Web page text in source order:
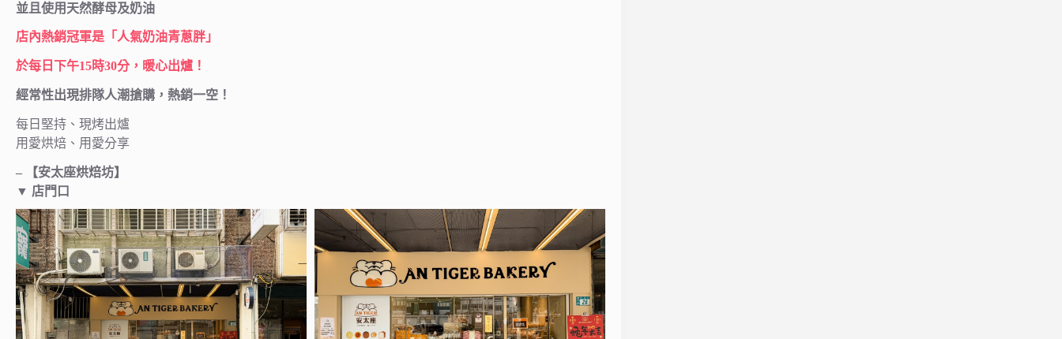
並且使用天然酵母及奶油
店內熱銷冠軍是「人氣奶油青蔥胖」
於每日下午15時30分，暖心出爐！
經常性出現排隊人潮搶購，熱銷一空！
每日堅持、現烤出爐
用愛烘焙、用愛分享
– 【安太座烘焙坊】
▼ 店門口